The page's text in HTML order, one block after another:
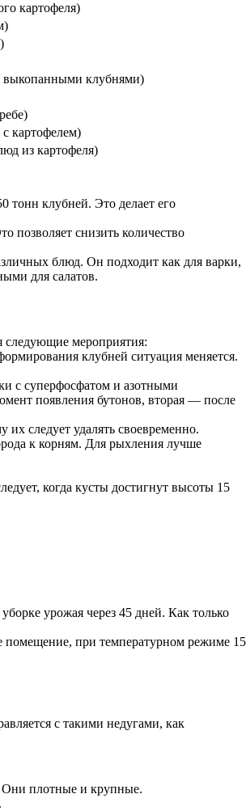
картофеля)
выкопанными клубнями)
с картофелем)
из картофеля)
тонн клубней. Это делает его
позволяет снизить количество
блюд. Он подходит как для варки,
для салатов.
следующие мероприятия:
клубней ситуация меняется.
с суперфосфатом и азотными
появления бутонов, вторая — после
следует удалять своевременно.
к корням. Для рыхления лучше
когда кусты достигнут высоты 15
урожая через 45 дней. Как только
помещение, при температурном режиме 15
с такими недугами, как
Они плотные и крупные.